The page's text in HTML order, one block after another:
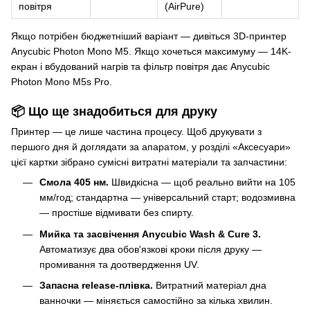
повітря
(AirPure)
Якщо потрібен бюджетніший варіант — дивіться 3D-принтер
Anycubic Photon Mono M5. Якщо хочеться максимуму — 14K-
екран і вбудований нагрів та фільтр повітря дає Anycubic
Photon Mono M5s Pro.
📦 Що ще знадобиться для друку
Принтер — це лише частина процесу. Щоб друкувати з
першого дня й доглядати за апаратом, у розділі «Аксесуари»
цієї картки зібрано сумісні витратні матеріали та запчастини:
Смола 405 нм. Швидкісна — щоб реально вийти на 105
мм/год; стандартна — універсальний старт; водозмивна
— простіше відмивати без спирту.
Мийка та засвічення Anycubic Wash & Cure 3.
Автоматизує два обов'язкові кроки після друку —
промивання та доотвердження UV.
Запасна release-плівка. Витратний матеріал дна
ванночки — міняється самостійно за кілька хвилин.